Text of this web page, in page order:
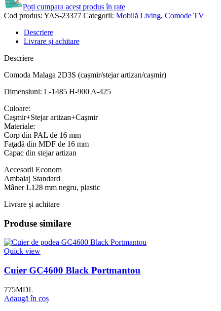
Poți cumpara acest produs în rate
Cod produs: YAS-23377 Categorii: Mobilă Living, Comode TV
Descriere
Livrare și achitare
Descriere
Comoda Malaga 2D3S (cașmir/stejar artizan/cașmir)
Dimensiuni: L-1485 H-900 A-425
Culoare:
Caşmir+Stejar artizan+Caşmir
Materiale:
Corp din PAL de 16 mm
Faţadă din MDF de 16 mm
Capac din stejar artizan
Accesorii Econom
Ambalaj Standard
Mâner L128 mm negru, plastic
Livrare și achitare
Produse similare
Quick view
Cuier GC4600 Black Portmantou
775MDL
Adaugă în coș